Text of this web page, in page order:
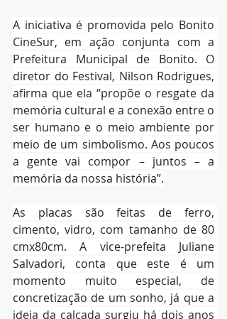
A iniciativa é promovida pelo Bonito
CineSur, em ação conjunta com a
Prefeitura Municipal de Bonito. O
diretor do Festival, Nilson Rodrigues,
afirma que ela “propõe o resgate da
memória cultural e a conexão entre o
ser humano e o meio ambiente por
meio de um simbolismo. Aos poucos
a gente vai compor – juntos – a
memória da nossa história”.
As placas são feitas de ferro,
cimento, vidro, com tamanho de 80
cmx80cm. A vice-prefeita Juliane
Salvadori, conta que este é um
momento muito especial, de
concretização de um sonho, já que a
ideia da calçada surgiu há dois anos